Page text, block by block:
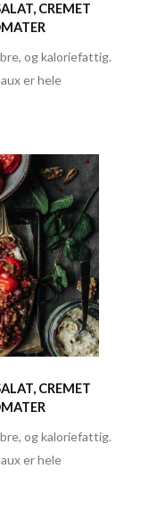
CREMET
og kaloriefattig.
er hele
CREMET
og kaloriefattig.
er hele